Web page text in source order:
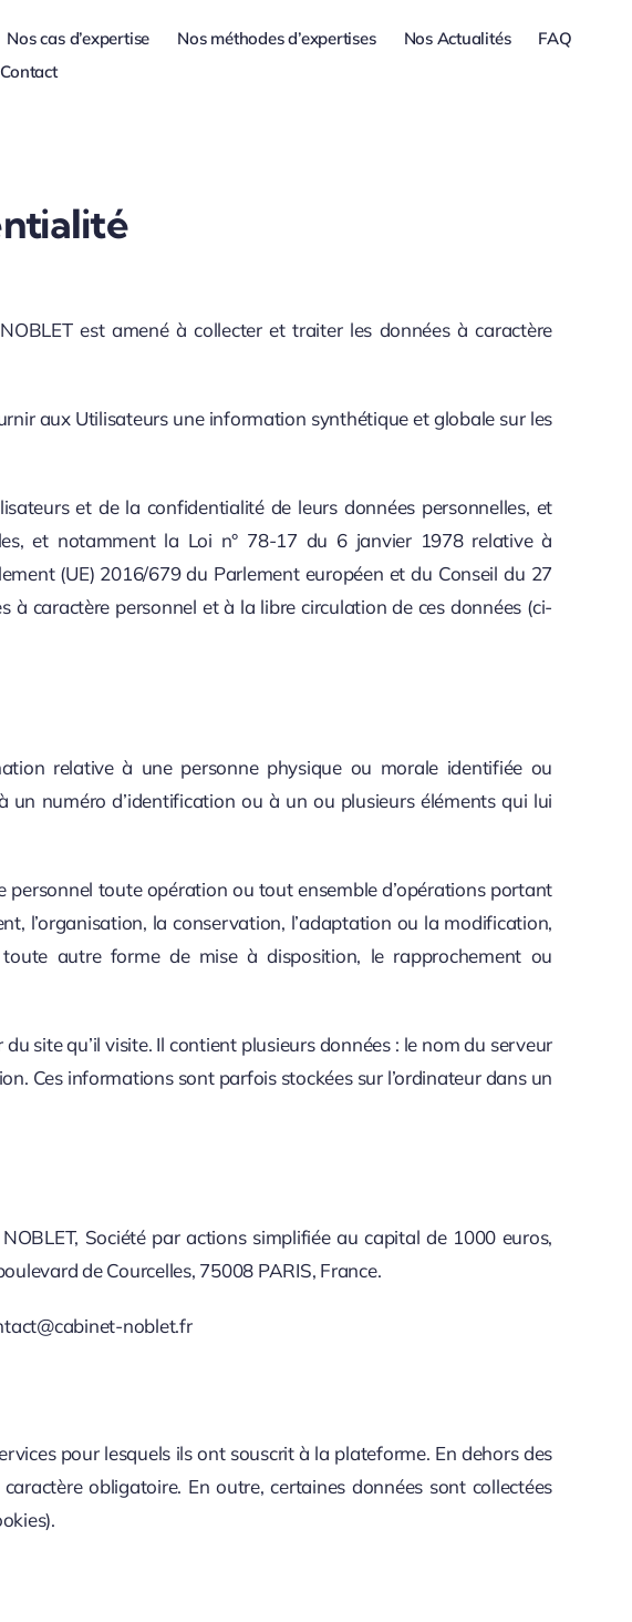
Nos cas d’expertise Nos méthodes d’expertises Nos Actualités
FAQ
Contact
est amené à collecter et traiter les données à caractère
aux Utilisateurs une information synthétique et globale sur les
et de la confidentialité de leurs données personnelles, et
et notamment la Loi n° 78-17 du 6 janvier 1978 relative à
(UE) 2016/679 du Parlement européen et du Conseil du 27
caractère personnel et à la libre circulation de ces données (ci-
relative à une personne physique ou morale identifiée ou
numéro d’identification ou à un ou plusieurs éléments qui lui
toute opération ou tout ensemble d’opérations portant
l’organisation, la conservation, l’adaptation ou la modification,
autre forme de mise à disposition, le rapprochement ou
site qu’il visite. Il contient plusieurs données : le nom du serveur
Ces informations sont parfois stockées sur l’ordinateur dans un
Société par actions simplifiée au capital de 1000 euros,
de Courcelles, 75008 PARIS, France.
noblet.fr
pour lesquels ils ont souscrit à la plateforme. En dehors des
obligatoire. En outre, certaines données sont collectées